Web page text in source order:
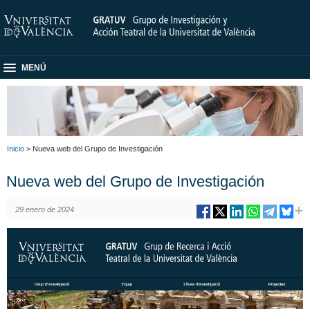
MENÚ
Inicio > Nueva web del Grupo de Investigación
Nueva web del Grupo de Investigación
29 enero de 2024